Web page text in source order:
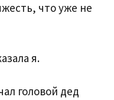
что уже не
я.
головой дед